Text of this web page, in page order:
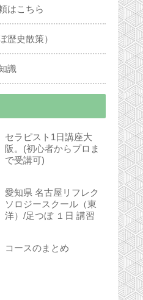
はこちら
歴史散策）
識
セラピスト1日講座大
阪。(初心者からプロま
で受講可)
愛知県 名古屋リフレク
ソロジースクール（東
洋）/足つぼ １日 講習
コースのまとめ